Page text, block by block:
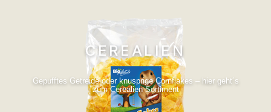
CEREALIEN
Gepufftes Getreide oder knusprige Cornflakes – hier geht´s
zum Cerealien Sortiment